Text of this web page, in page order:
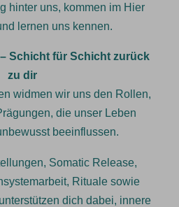
hinter uns, kommen im Hier
lernen uns kennen.
Schicht für Schicht zurück
zu dir
widmen wir uns den Rollen,
die unser Leben
beeinflussen.
Somatic Release,
Rituale sowie
dich dabei, innere